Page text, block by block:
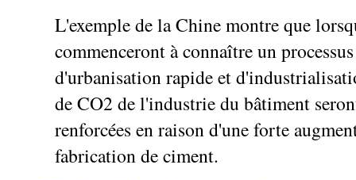
L'exemple de la Chine montre que
commenceront à connaître un
d'urbanisation rapide et
de CO2 de l'industrie du bâtiment
renforcées en raison d'une forte
fabrication de ciment.